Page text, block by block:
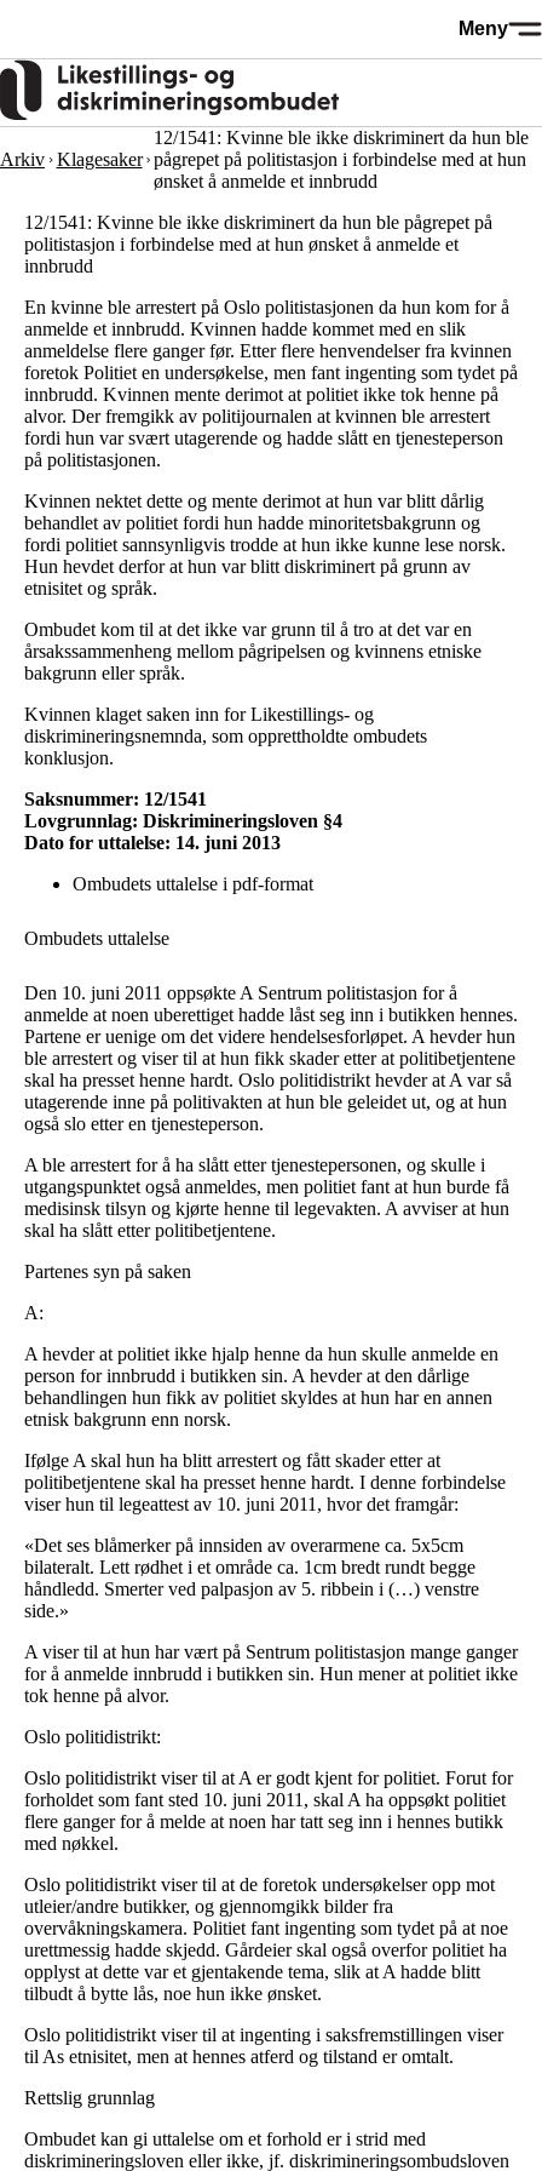
Meny
Arkiv Klagesaker
12/1541: Kvinne ble ikke diskriminert da hun ble
pågrepet på politistasjon i forbindelse med at hun
ønsket å anmelde et innbrudd
12/1541: Kvinne ble ikke diskriminert da hun ble pågrepet på
politistasjon i forbindelse med at hun ønsket å anmelde et
innbrudd
En kvinne ble arrestert på Oslo politistasjonen da hun kom for å
anmelde et innbrudd. Kvinnen hadde kommet med en slik
anmeldelse flere ganger før. Etter flere henvendelser fra kvinnen
foretok Politiet en undersøkelse, men fant ingenting som tydet på
innbrudd. Kvinnen mente derimot at politiet ikke tok henne på
alvor. Der fremgikk av politijournalen at kvinnen ble arrestert
fordi hun var svært utagerende og hadde slått en tjenesteperson
på politistasjonen.
Kvinnen nektet dette og mente derimot at hun var blitt dårlig
behandlet av politiet fordi hun hadde minoritetsbakgrunn og
fordi politiet sannsynligvis trodde at hun ikke kunne lese norsk.
Hun hevdet derfor at hun var blitt diskriminert på grunn av
etnisitet og språk.
Ombudet kom til at det ikke var grunn til å tro at det var en
årsakssammenheng mellom pågripelsen og kvinnens etniske
bakgrunn eller språk.
Kvinnen klaget saken inn for Likestillings- og
diskrimineringsnemnda, som opprettholdte ombudets
konklusjon.
Saksnummer: 12/1541
Lovgrunnlag: Diskrimineringsloven §4
Dato for uttalelse: 14. juni 2013
Ombudets uttalelse i pdf-format
Ombudets uttalelse
Den 10. juni 2011 oppsøkte A Sentrum politistasjon for å
anmelde at noen uberettiget hadde låst seg inn i butikken hennes.
Partene er uenige om det videre hendelsesforløpet. A hevder hun
ble arrestert og viser til at hun fikk skader etter at politibetjentene
skal ha presset henne hardt. Oslo politidistrikt hevder at A var så
utagerende inne på politivakten at hun ble geleidet ut, og at hun
også slo etter en tjenesteperson.
A ble arrestert for å ha slått etter tjenestepersonen, og skulle i
utgangspunktet også anmeldes, men politiet fant at hun burde få
medisinsk tilsyn og kjørte henne til legevakten. A avviser at hun
skal ha slått etter politibetjentene.
Partenes syn på saken
A:
A hevder at politiet ikke hjalp henne da hun skulle anmelde en
person for innbrudd i butikken sin. A hevder at den dårlige
behandlingen hun fikk av politiet skyldes at hun har en annen
etnisk bakgrunn enn norsk.
Ifølge A skal hun ha blitt arrestert og fått skader etter at
politibetjentene skal ha presset henne hardt. I denne forbindelse
viser hun til legeattest av 10. juni 2011, hvor det framgår:
«Det ses blåmerker på innsiden av overarmene ca. 5x5cm
bilateralt. Lett rødhet i et område ca. 1cm bredt rundt begge
håndledd. Smerter ved palpasjon av 5. ribbein i (…) venstre
side.»
A viser til at hun har vært på Sentrum politistasjon mange ganger
for å anmelde innbrudd i butikken sin. Hun mener at politiet ikke
tok henne på alvor.
Oslo politidistrikt:
Oslo politidistrikt viser til at A er godt kjent for politiet. Forut for
forholdet som fant sted 10. juni 2011, skal A ha oppsøkt politiet
flere ganger for å melde at noen har tatt seg inn i hennes butikk
med nøkkel.
Oslo politidistrikt viser til at de foretok undersøkelser opp mot
utleier/andre butikker, og gjennomgikk bilder fra
overvåkningskamera. Politiet fant ingenting som tydet på at noe
urettmessig hadde skjedd. Gårdeier skal også overfor politiet ha
opplyst at dette var et gjentakende tema, slik at A hadde blitt
tilbudt å bytte lås, noe hun ikke ønsket.
Oslo politidistrikt viser til at ingenting i saksfremstillingen viser
til As etnisitet, men at hennes atferd og tilstand er omtalt.
Rettslig grunnlag
Ombudet kan gi uttalelse om et forhold er i strid med
diskrimineringsloven eller ikke, jf. diskrimineringsombudsloven